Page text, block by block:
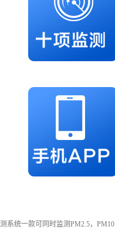
系统一款可同时监测PM2.5，